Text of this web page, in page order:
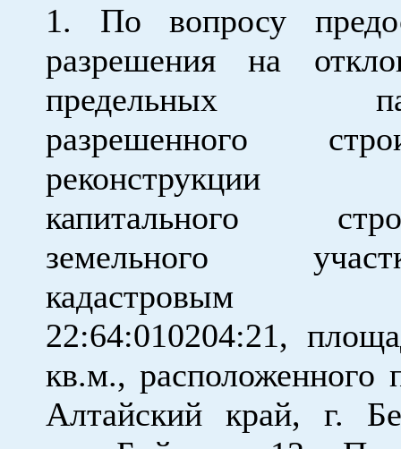
1. По вопросу
разрешения на
предельных
разрешенного
реконструкции
капитального
земельного
кадастровым
22:64:010204:21,
кв.м., расположенного
Алтайский край, г.